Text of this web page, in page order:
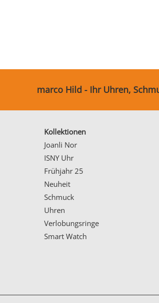
marco Hild - Ihr Uhren,
Kollektionen
Joanli Nor
ISNY Uhr
Frühjahr 25
Neuheit
Schmuck
Uhren
Verlobungsringe
Smart Watch